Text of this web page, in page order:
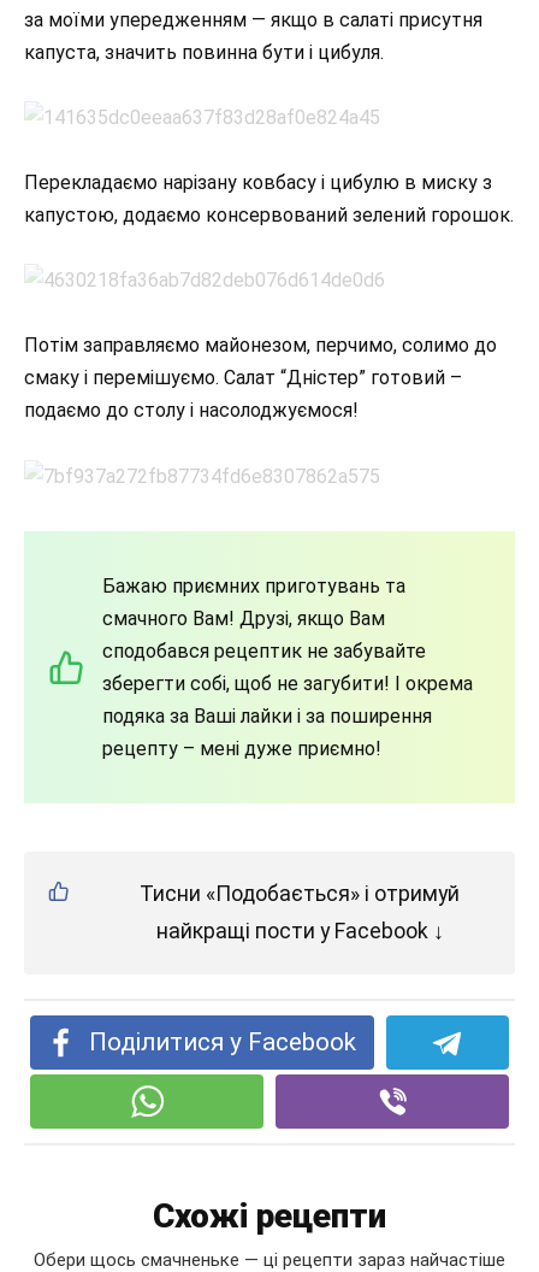
за моїми упередженням — якщо в салаті присутня
капуста, значить повинна бути і цибуля.
Перекладаємо нарізану ковбасу і цибулю в миску з
капустою, додаємо консервований зелений горошок.
Потім заправляємо майонезом, перчимо, солимо до
смаку і перемішуємо. Салат “Дністер” готовий –
подаємо до столу і насолоджуємося!
Бажаю приємних приготувань та
смачного Вам! Друзі, якщо Вам
сподобався рецептик не забувайте
зберегти собі, щоб не загубити! І окрема
подяка за Ваші лайки і за поширення
рецепту – мені дуже приємно!
Тисни «Подобається» і отримуй
найкращі пости у Facebook ↓
Поділитися у Facebook
Схожі рецепти
Обери щось смачненьке — ці рецепти зараз найчастіше